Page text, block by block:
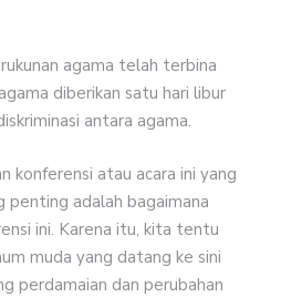
agama telah terbina
diberikan satu hari libur
antara agama.
konferensi atau acara ini yang
adalah bagaimana
ini. Karena itu, kita tentu
muda yang datang ke sini
perdamaian dan perubahan